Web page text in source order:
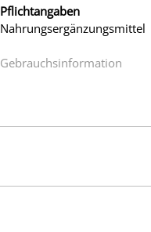
Pflichtangaben
Nahrungsergänzungsmittel
Gebrauchsinformation